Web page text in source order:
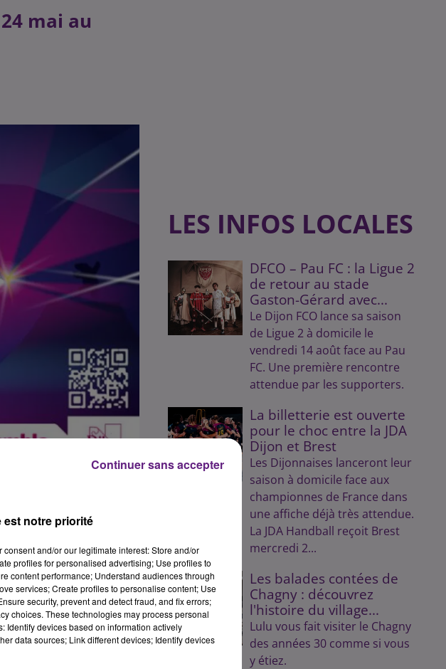
mai au
et participative : un
de la rue Général
la réflexion autour des
Il s’inscrit dans une
Quels types de
les plus adaptés à
concernés.
LES INFOS LOCALES
DFCO – Pau FC : la Ligue 2
de retour au stade
Gaston-Gérard avec...
Le Dijon FCO lance sa saison
de Ligue 2 à domicile le
vendredi 14 août face au Pau
FC. Une première rencontre
attendue par les supporters.
La billetterie est ouverte
pour le choc entre la JDA
Dijon et Brest
Les Dijonnaises lanceront leur
saison à domicile face aux
championnes de France dans
une affiche déjà très attendue.
La JDA Handball reçoit Brest
mercredi 2...
Les balades contées de
Chagny : découvrez
l'histoire du village...
Lulu vous fait visiter le Chagny
des années 30 comme si vous
y étiez.
est notre priorité
and/or our legitimate interest: Store and/or
profiles for personalised advertising; Use profiles to
content performance; Understand audiences through
services; Create profiles to personalise content; Use
security, prevent and detect fraud, and fix errors;
choices. These technologies may process personal
Identify devices based on information actively
data sources; Link different devices; Identify devices
Continuer sans accepter